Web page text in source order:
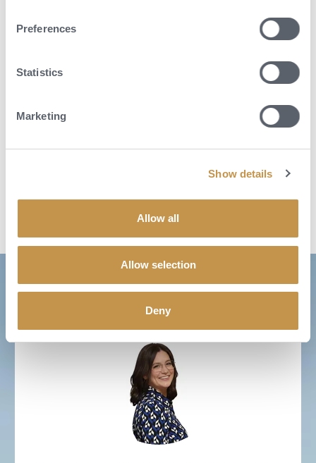
Preferences
Statistics
Marketing
Show details
Allow all
Allow selection
Deny
nejoblíbenějších památkách, navštívíte galerie, vyrazíte na nákupy,
tohle město vás dokonale zabaví. Vychutnejte si francouzské víno,
delikatesy a šik atmosféru. Kulturní scéna je tu tak bohatá, že na každý
doporučujeme tenisové Roland Garros.